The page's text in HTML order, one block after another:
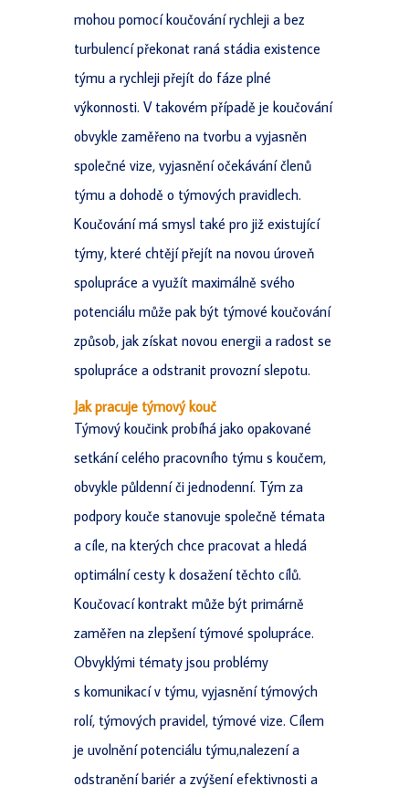
mohou pomocí koučování rychleji a bez
turbulencí překonat raná stádia existence
týmu a rychleji přejít do fáze plné
výkonnosti. V takovém případě je koučování
obvykle zaměřeno na tvorbu a vyjasněn
společné vize, vyjasnění očekávání členů
týmu a dohodě o týmových pravidlech.
Koučování má smysl také pro již existující
týmy, které chtějí přejít na novou úroveň
spolupráce a využít maximálně svého
potenciálu může pak být týmové koučování
způsob, jak získat novou energii a radost se
spolupráce a odstranit provozní slepotu.
Jak pracuje týmový kouč
Týmový koučink probíhá jako opakované
setkání celého pracovního týmu s koučem,
obvykle půldenní či jednodenní. Tým za
podpory kouče stanovuje společně témata
a cíle, na kterých chce pracovat a hledá
optimální cesty k dosažení těchto cílů.
Koučovací kontrakt může být primárně
zaměřen na zlepšení týmové spolupráce.
Obvyklými tématy jsou problémy
s komunikací v týmu, vyjasnění týmových
rolí, týmových pravidel, týmové vize. Cílem
je uvolnění potenciálu týmu,nalezení a
odstranění bariér a zvýšení efektivnosti a